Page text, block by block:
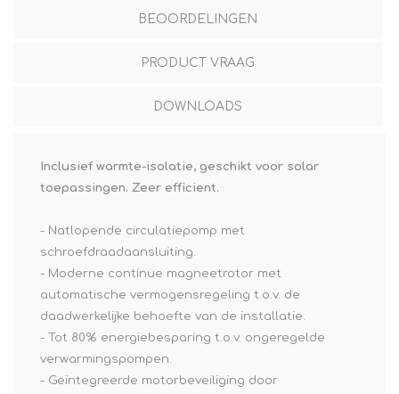
BEOORDELINGEN
PRODUCT VRAAG
DOWNLOADS
Inclusief warmte-isolatie, geschikt voor solar
toepassingen. Zeer efficient.
- Natlopende circulatiepomp met
schroefdraadaansluiting.
- Moderne continue magneetrotor met
automatische vermogensregeling t.o.v. de
daadwerkelijke behoefte van de installatie.
- Tot 80% energiebesparing t.o.v. ongeregelde
verwarmingspompen.
- Geïntegreerde motorbeveiliging door